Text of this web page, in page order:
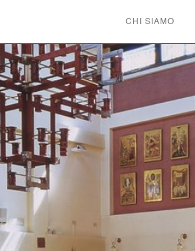
CHI SIAMO